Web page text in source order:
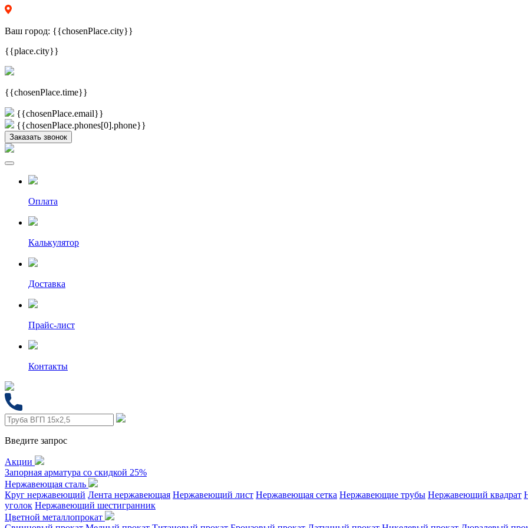
Ваш город: {{chosenPlace.city}}
{{place.city}}
{{chosenPlace.time}}
{{chosenPlace.email}}
{{chosenPlace.phones[0].phone}}
Заказать звонок
Оплата
Калькулятор
Доставка
Прайс-лист
Контакты
Введите запрос
Акции
Запорная арматура со скидкой 25%
Нержавеющая сталь
Круг нержавеющий Лента нержавеющая Нержавеющий лист Нержавеющая сетка Нержавеющие трубы Нержавеющий квадрат
уголок Нержавеющий шестигранник
Цветной металлопрокат